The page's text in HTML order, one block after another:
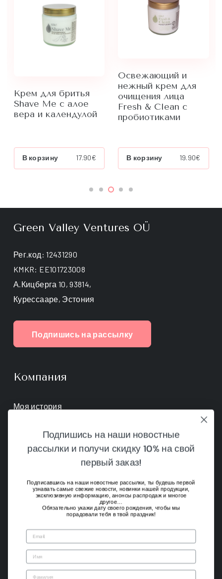
очищения лица
Fresh & Clean с
пробиотиками
В корзину 19.90€
Увлажняющий и
питающий скраб
для лица Scrub Me
с мандарином для
любого типа кожи
параметры
товар
имеет
на
9.90€–19.90
Диапазон
Green Valley Ventures OÜ
Рег.код: 12431290
KMKR: EE101723008
А.Кицберга 10, 93814,
Курессааре, Эстония
Подпишись на рассылку
Компания
Моя история
Контакты
Условия продажи
Для тебя
Устойчивость
Подпишись на наши новостные
рассылки и получи скидку 10% на свой
первый заказ!
Подписавшись на наши новостные рассылки, ты будешь первой
узнавать самые свежие новости, новинки нашей продукции,
эксклюзивную информацию, анонсы распродаж и многое
другое…
Обязательно укажи дату своего рождения, чтобы мы
порадовали тебя в твой праздник!